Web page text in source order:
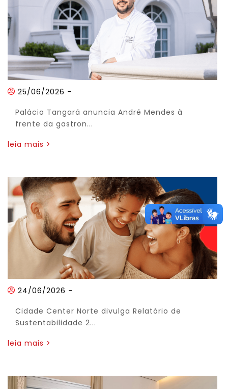
25/06/2026 -
Palácio Tangará anuncia André Mendes à
frente da gastron...
leia mais >
24/06/2026 -
Cidade Center Norte divulga Relatório de
Sustentabilidade 2...
leia mais >